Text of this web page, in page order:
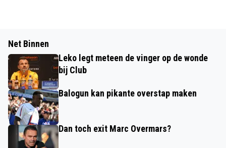
Net Binnen
Leko legt meteen de vinger op de wonde
bij Club
Balogun kan pikante overstap maken
Dan toch exit Marc Overmars?